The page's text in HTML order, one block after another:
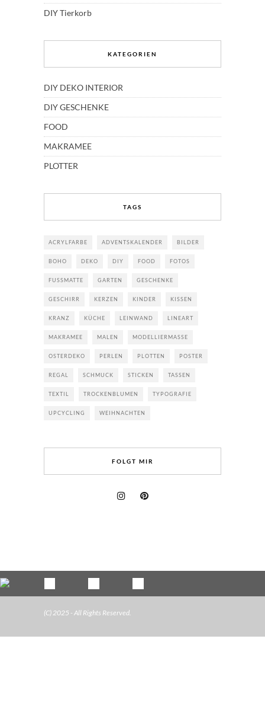
DIY Tierkorb
KATEGORIEN
DIY DEKO INTERIOR
DIY GESCHENKE
FOOD
MAKRAMEE
PLOTTER
TAGS
ACRYLFARBE ADVENTSKALENDER BILDER
BOHO DEKO DIY FOOD FOTOS
FUSSMATTE GARTEN GESCHENKE
GESCHIRR KERZEN KINDER KISSEN
KRANZ KÜCHE LEINWAND LINEART
MAKRAMEE MALEN MODELLIERMASSE
OSTERDEKO PERLEN PLOTTEN POSTER
REGAL SCHMUCK STICKEN TASSEN
TEXTIL TROCKENBLUMEN TYPOGRAFIE
UPCYCLING WEIHNACHTEN
FOLGT MIR
(C) 2025 - All Rights Reserved.